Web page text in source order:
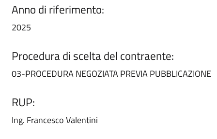
Anno di riferimento:
2025
Procedura di scelta del contraente:
03-PROCEDURA NEGOZIATA PREVIA PUBBLICAZIONE
RUP:
Ing. Francesco Valentini